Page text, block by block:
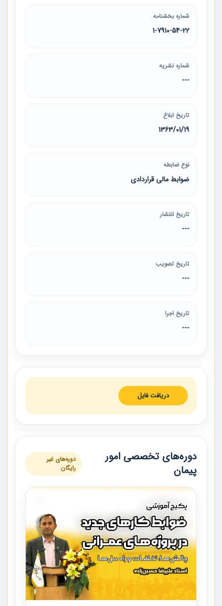
شماره بخشنامه
1-7910-54-22
شماره نشریه
---
تاریخ ابلاغ
1363/01/19
نوع ضابطه
ضوابط مالی قراردادی
تاریخ انتشار
---
تاریخ تصویب
---
تاریخ اجرا
---
دریافت فایل
دوره‌های تخصصی امور
پیمان
دوره‌های غیر
رایگان